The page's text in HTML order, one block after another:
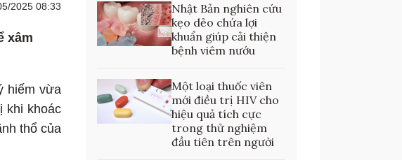
2025 08:33
xâm
hiếm vừa
khi khoác
thổ của
Nhật Bản nghiên cứu
kẹo dẻo chứa lợi
khuẩn giúp cải thiện
bệnh viêm nướu
Một loại thuốc viên
mới điều trị HIV cho
hiệu quả tích cực
trong thử nghiệm
đầu tiên trên người